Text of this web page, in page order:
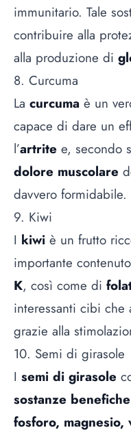
immunitario. Tale
contribuire alla
alla produzione di
8. Curcuma
La curcuma è un
capace di dare un
l’artrite e, secondo
dolore muscolare
davvero formidabile.
9. Kiwi
I kiwi è un frutto
importante
K, così come di
interessanti cibi che
grazie alla
10. Semi di girasole
I semi di girasole
sostanze benefiche
fosforo, magnesio,